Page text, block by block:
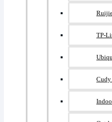
TP-
Cudy